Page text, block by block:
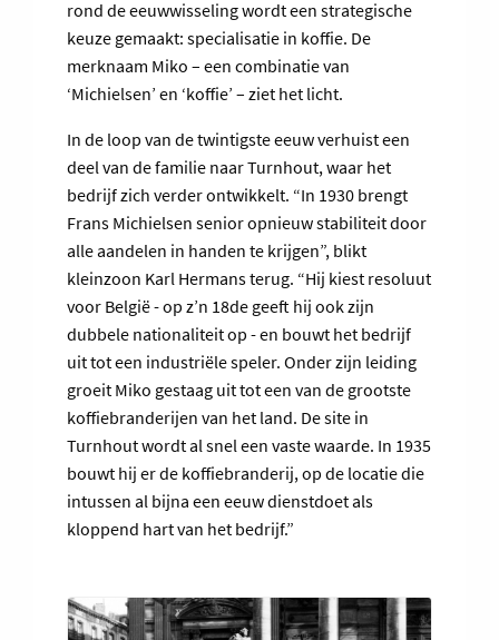
rond de eeuwwisseling wordt een strategische
keuze gemaakt: specialisatie in koffie. De
merknaam Miko – een combinatie van
‘Michielsen’ en ‘koffie’ – ziet het licht.
In de loop van de twintigste eeuw verhuist een
deel van de familie naar Turnhout, waar het
bedrijf zich verder ontwikkelt. “In 1930 brengt
Frans Michielsen senior opnieuw stabiliteit door
alle aandelen in handen te krijgen”, blikt
kleinzoon Karl Hermans terug. “Hij kiest resoluut
voor België - op z’n 18de geeft hij ook zijn
dubbele nationaliteit op - en bouwt het bedrijf
uit tot een industriële speler. Onder zijn leiding
groeit Miko gestaag uit tot een van de grootste
koffiebranderijen van het land. De site in
Turnhout wordt al snel een vaste waarde. In 1935
bouwt hij er de koffiebranderij, op de locatie die
intussen al bijna een eeuw dienstdoet als
kloppend hart van het bedrijf.”